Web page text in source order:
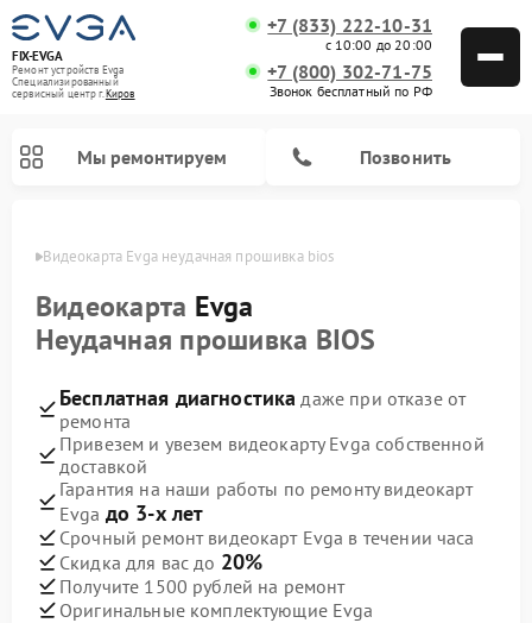
FIX-EVGA
Ремонт устройств Evga
Специализированный
cервисный центр г.Киров
+7 (833) 222-10-31
с 10:00 до 20:00
+7 (800) 302-71-75
Звонок бесплатный по РФ
Мы ремонтируем Позвонить
Видеокарта Evga неудачная прошивка bios
Видеокарта Evga
Неудачная прошивка BIOS
Бесплатная диагностика даже при отказе от
ремонта
Привезем и увезем видеокарту Evga собственной
доставкой
Гарантия на наши работы по ремонту видеокарт
Evga до 3-х лет
Срочный ремонт видеокарт Evga в течении часа
Скидка для вас до 20%
Получите 1500 рублей на ремонт
Оригинальные комплектующие Evga